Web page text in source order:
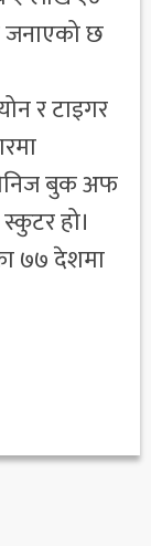
जनाएको छ
र टाइगर
बुक अफ
हो।
७७ देशमा